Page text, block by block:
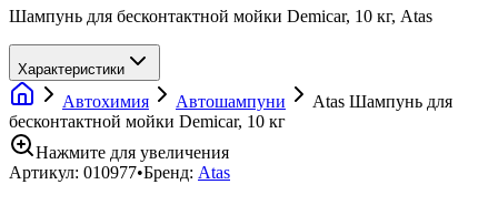
Шампунь для бесконтактной мойки Demicar, 10 кг, Atas
Характеристики
Автохимия Автошампуни
Atas Шампунь для
бесконтактной мойки Demicar, 10 кг
Нажмите для увеличения
Артикул: 010977•Бренд: Atas